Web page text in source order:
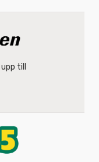
upp till